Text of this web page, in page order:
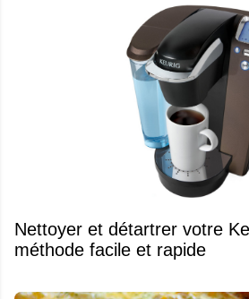
Nettoyer et détartrer votre
méthode facile et rapide